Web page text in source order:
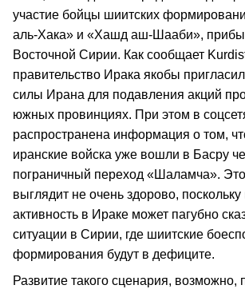
участие бойцы шиитских
аль-Хака» и «Хашд аш-Шааби»,
Восточной Сирии. Как сообщает
правительство Ирака якобы
силы Ирана для подавления акций
южных провинциях. При этом в
распространена информация о том,
иранские войска уже вошли в Басру
пограничный переход «Шаламча».
выглядит не очень здорово,
активность в Ираке может пагубно
ситуации в Сирии, где шиитские
формирования будут в дефиците.
Развитие такого сценария, возможно,